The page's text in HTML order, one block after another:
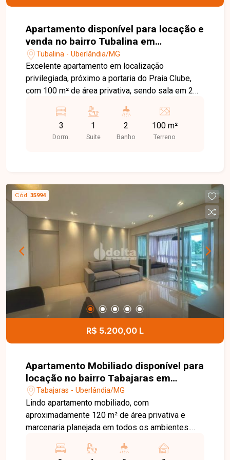
apartamento moderno, completo e pronto para
morar. Agende sua visita e venha conhecer este
imóvel diferenciado!
Apartamento disponível para locação e
venda no bairro Tubalina em
Uberlândia-MG
Tubalina - Uberlândia/MG
Excelente apartamento em localização
privilegiada, próximo a portaria do Praia Clube,
com 100 m² de área privativa, sendo sala em 2
com sacada, banheiro social, cozinha, área de
serviço, vaga de garagem presa para 2 carros e 1
elevador. Observação: Serão instalados móveis
3
Dorm.
1
Suite
2
Banho
100 m²
Terreno
Cód. 35994
R$ 5.200,00 L
Apartamento Mobiliado disponível para
locação no bairro Tabajaras em
Uberlândia-MG
Tabajaras - Uberlândia/MG
Lindo apartamento mobiliado, com
aproximadamente 120 m² de área privativa e
marcenaria planejada em todos os ambientes.
equipada com ar-condicionado, sofá, mesa de